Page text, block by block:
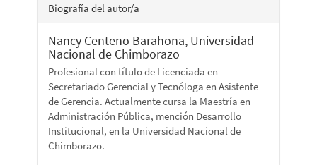
Biografía del autor/a
Nancy Centeno Barahona, Universidad
Nacional de Chimborazo
Profesional con título de Licenciada en
Secretariado Gerencial y Tecnóloga en Asistente
de Gerencia. Actualmente cursa la Maestría en
Administración Pública, mención Desarrollo
Institucional, en la Universidad Nacional de
Chimborazo.